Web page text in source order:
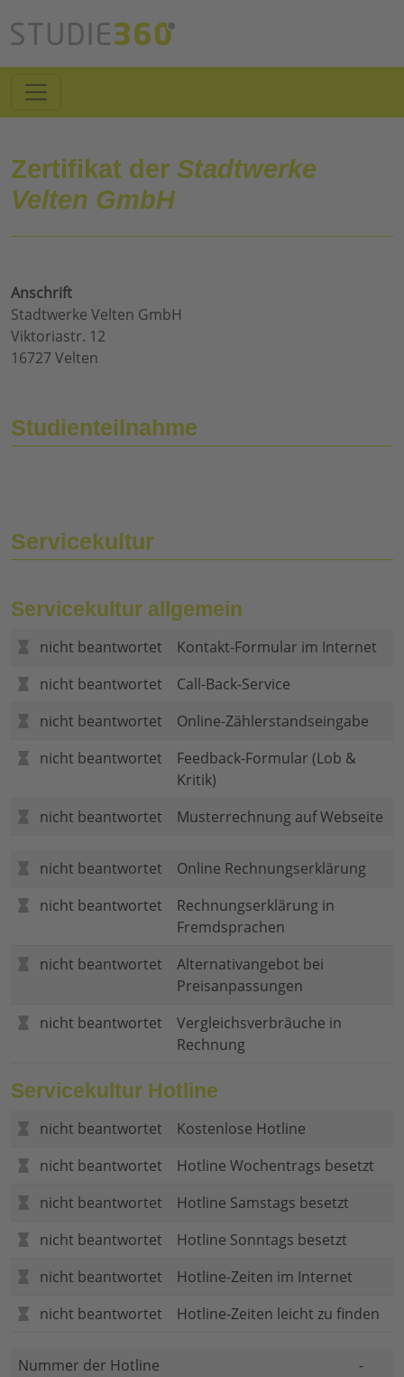
Zertifikat der Stadtwerke
Velten GmbH
Anschrift
Stadtwerke Velten GmbH
Viktoriastr. 12
16727 Velten
Studienteilnahme
Servicekultur
Servicekultur allgemein
nicht beantwortet
Kontakt-Formular im Internet
nicht beantwortet
Call-Back-Service
nicht beantwortet
Online-Zählerstandseingabe
nicht beantwortet
Feedback-Formular (Lob &
Kritik)
nicht beantwortet
Musterrechnung auf Webseite
nicht beantwortet
Online Rechnungserklärung
nicht beantwortet
Rechnungserklärung in
Fremdsprachen
nicht beantwortet
Alternativangebot bei
Preisanpassungen
nicht beantwortet
Vergleichsverbräuche in
Rechnung
Servicekultur Hotline
nicht beantwortet
Kostenlose Hotline
nicht beantwortet
Hotline Wochentrags besetzt
nicht beantwortet
Hotline Samstags besetzt
nicht beantwortet
Hotline Sonntags besetzt
nicht beantwortet
Hotline-Zeiten im Internet
nicht beantwortet
Hotline-Zeiten leicht zu finden
Nummer der Hotline
-